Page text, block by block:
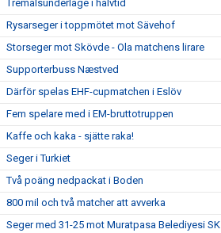
Tremålsunderläge i halvtid
Rysarseger i toppmötet mot Sävehof
Storseger mot Skövde - Ola matchens lirare
Supporterbuss Næstved
Därför spelas EHF-cupmatchen i Eslöv
Fem spelare med i EM-bruttotruppen
Kaffe och kaka - sjätte raka!
Seger i Turkiet
Två poäng nedpackat i Boden
800 mil och två matcher att avverka
Seger med 31-25 mot Muratpasa Belediyesi SK